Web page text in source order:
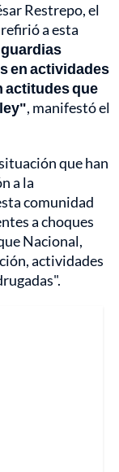
Restrepo, el
a esta
en actividades
actitudes que
, manifestó el
que han
a la
comunidad
a choques
Nacional,
actividades